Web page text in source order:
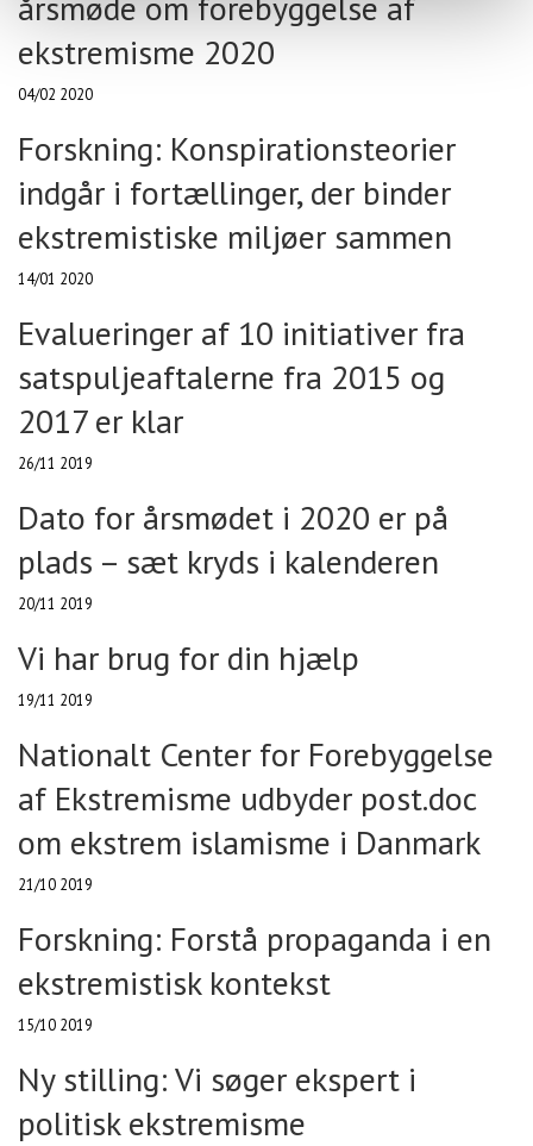
ekstremisme 2020
04/02 2020
Forskning: Konspirationsteorier
indgår i fortællinger, der binder
ekstremistiske miljøer sammen
14/01 2020
Evalueringer af 10 initiativer fra
satspuljeaftalerne fra 2015 og
2017 er klar
26/11 2019
Dato for årsmødet i 2020 er på
plads – sæt kryds i kalenderen
20/11 2019
Vi har brug for din hjælp
19/11 2019
Nationalt Center for Forebyggelse
af Ekstremisme udbyder post.doc
om ekstrem islamisme i Danmark
21/10 2019
Forskning: Forstå propaganda i en
ekstremistisk kontekst
15/10 2019
Ny stilling: Vi søger ekspert i
politisk ekstremisme